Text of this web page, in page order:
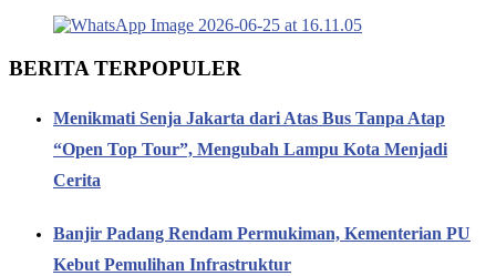
BERITA TERPOPULER
Menikmati Senja Jakarta dari Atas Bus Tanpa Atap
“Open Top Tour”, Mengubah Lampu Kota Menjadi
Cerita
Banjir Padang Rendam Permukiman, Kementerian PU
Kebut Pemulihan Infrastruktur